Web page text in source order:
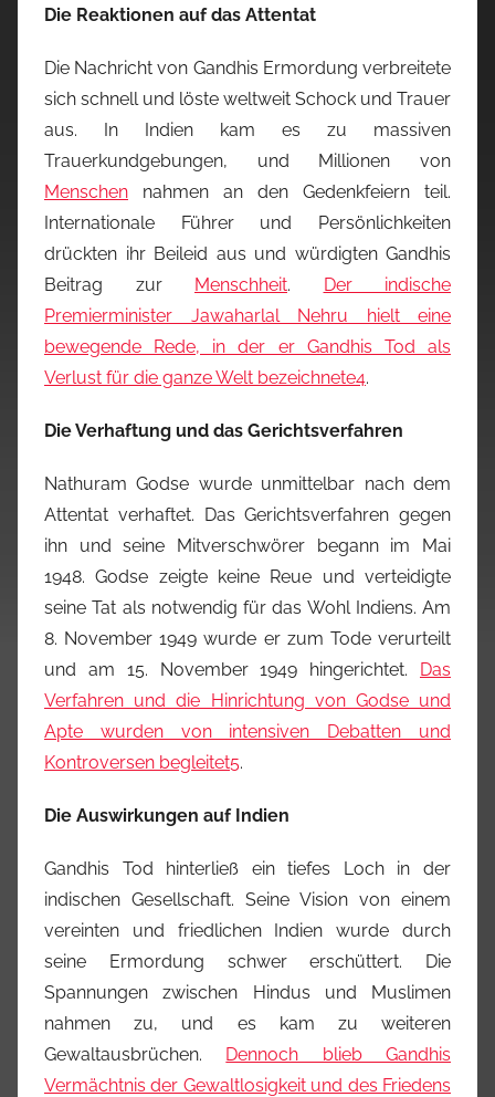
Die Reaktionen auf das Attentat
Die Nachricht von Gandhis Ermordung verbreitete
sich schnell und löste weltweit Schock und Trauer
aus. In Indien kam es zu massiven
Trauerkundgebungen, und Millionen von
Menschen nahmen an den Gedenkfeiern teil.
Internationale Führer und Persönlichkeiten
drückten ihr Beileid aus und würdigten Gandhis
Beitrag zur
Menschheit.
Der indische
Premierminister Jawaharlal Nehru hielt eine
bewegende Rede, in der er Gandhis Tod als
Verlust für die ganze Welt bezeichnete4.
Die Verhaftung und das Gerichtsverfahren
Nathuram Godse wurde unmittelbar nach dem
Attentat verhaftet. Das Gerichtsverfahren gegen
ihn und seine Mitverschwörer begann im Mai
1948. Godse zeigte keine Reue und verteidigte
seine Tat als notwendig für das Wohl Indiens. Am
8. November 1949 wurde er zum Tode verurteilt
und am 15. November 1949 hingerichtet.
Das
Verfahren und die Hinrichtung von Godse und
Apte wurden von intensiven Debatten und
Kontroversen begleitet5.
Die Auswirkungen auf Indien
Gandhis Tod hinterließ ein tiefes Loch in der
indischen Gesellschaft. Seine Vision von einem
vereinten und friedlichen Indien wurde durch
seine Ermordung schwer erschüttert. Die
Spannungen zwischen Hindus und Muslimen
nahmen zu, und es kam zu weiteren
Gewaltausbrüchen. Dennoch blieb Gandhis
Vermächtnis der Gewaltlosigkeit und des Friedens